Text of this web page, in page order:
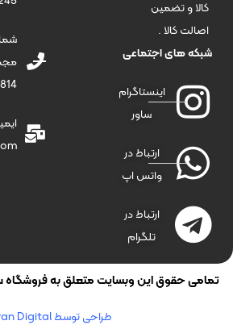
کالا و تضمین
اصالت کالا .
شبکه های اجتماعی
اینستاگرام
ساور
ارتباط در
واتس اپ
ارتباط در
تلگرام
تمامی حقوق این وبسایت متعلق به فروشگاه ساور
طراحی توسط Iran Digital